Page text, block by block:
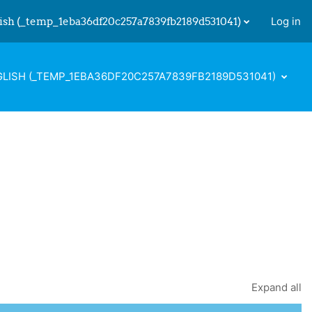
input
‎(_temp_1eba36df20c257a7839fb2189d531041)‎ Log in
‎(_TEMP_1EBA36DF20C257A7839FB2189D531041)‎
Expand all